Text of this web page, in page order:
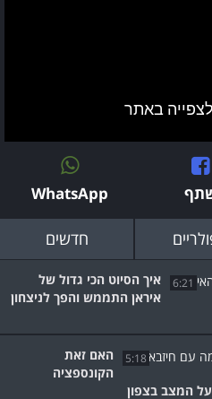
WhatsApp
חדשים
6:21
איך הסיוט הכי גדול של
איראן התממש והפך לניצחון
5:18
האם זאת
הקונספציה
המצב בצפון